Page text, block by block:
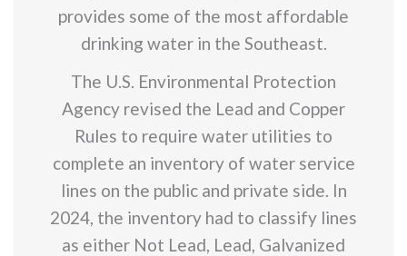
provides some of the most affordable
drinking water in the Southeast.
The U.S. Environmental Protection
Agency revised the Lead and Copper
Rules to require water utilities to
complete an inventory of water service
lines on the public and private side. In
2024, the inventory had to classify lines
as either Not Lead, Lead, Galvanized